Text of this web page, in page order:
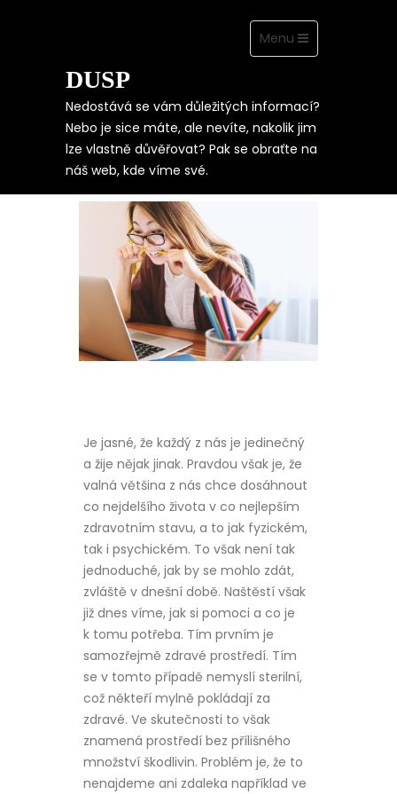
Toggle
navigation
Menu
DUSP
Nedostává se vám důležitých informací?
Nebo je sice máte, ale nevíte, nakolik jim
lze vlastně důvěřovat? Pak se obraťte na
náš web, kde víme své.
CO JE DŮLEŽITÉ PRO
NÁŠ ŽIVOTNÍ STYL
Je jasné, že každý z nás je jedinečný
a žije nějak jinak. Pravdou však je, že
valná většina z nás chce dosáhnout
co nejdelšího života v co nejlepším
zdravotním stavu, a to jak fyzickém,
tak i psychickém. To však není tak
jednoduché, jak by se mohlo zdát,
zvláště v dnešní době. Naštěstí však
již dnes víme, jak si pomoci a co je
k tomu potřeba. Tím prvním je
samozřejmě zdravé prostředí. Tím
se v tomto případě nemyslí sterilní,
což někteří mylně pokládají za
zdravé. Ve skutečnosti to však
znamená prostředí bez přílišného
množství škodlivin. Problém je, že to
nenajdeme ani zdaleka například ve